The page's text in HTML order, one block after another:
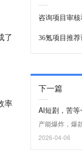
了
率
咨询项目审核
36氪项目推
下一篇
AI短剧，苦等
产能爆炸，爆
2026-04-06